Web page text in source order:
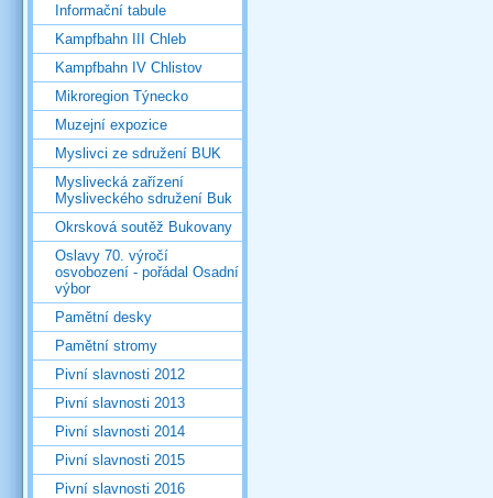
Informační tabule
Kampfbahn III Chleb
Kampfbahn IV Chlistov
Mikroregion Týnecko
Muzejní expozice
Myslivci ze sdružení BUK
Myslivecká zařízení
Mysliveckého sdružení Buk
Okrsková soutěž Bukovany
Oslavy 70. výročí
osvobození - pořádal Osadní
výbor
Pamětní desky
Pamětní stromy
Pivní slavnosti 2012
Pivní slavnosti 2013
Pivní slavnosti 2014
Pivní slavnosti 2015
Pivní slavnosti 2016